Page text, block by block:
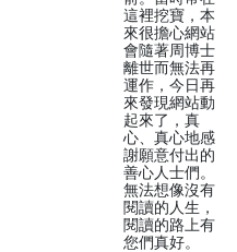
這裡挖寶，本
來很擔心網站
會隨著周博士
離世而無法再
運作，今日再
來發現網站動
起來了，真
心、真心地感
謝願意付出的
善心人士們。
無法想像沒有
閱讀的人生，
閱讀的路上有
您們真好。